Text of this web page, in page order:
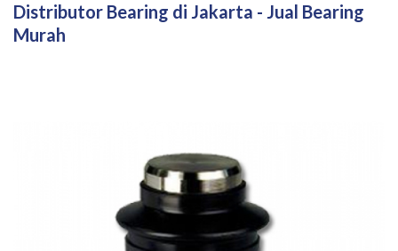
Distributor Bearing di Jakarta - Jual Bearing
Murah